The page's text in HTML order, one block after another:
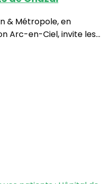
& Métropole, en
Arc-en-Ciel, invite les...